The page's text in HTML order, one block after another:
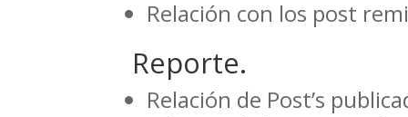
Relación con los post
Reporte.
Relación de Post’s